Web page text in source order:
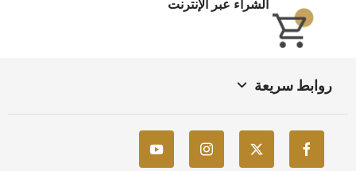
الشراء عبر الإنترنت
روابط سريعة